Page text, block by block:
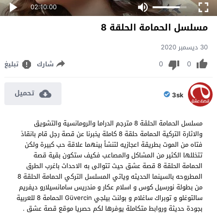
02:10:00
مسلسل الحمامة الحلقة 8
30 ديسمبر 2020
0
0 شارك تبليغ
3sk تحميل
مسلسل الحمامة الحلقة 8 مترجم الدراما والرومانسية والتشويق
والاثارة التركية الحمامة حلقة 8 كاملة يخبرنا عن قصة رجل قام بانقاذ
فتاه من الموت بطريقة اعجازيه لتنشأ بينهما علاقة حب كبيرة ولكن
تتخللها الكثير من المشاكل والمصاعب فكيف ستكون بقية قصة
الحمامة الحلقة 8 قصة عشق حيث تتوالى به الاحداث باغرب الطرق
المطروحه بالسينما الحديثه وياتي المسلسل التركي الحمامة الحلقة 8
من بطولة نورسيل كوس و اسلام عكار و مندريس سامانسيلارو ديفريم
سالتوغلو و توبراك ساغلام و بولنت بيلجي Güvercin الحمامة 8 للعربية
بجودة حديثة وروابط متكاملة يوفرها لكم حصريا موقع قصة عشق .